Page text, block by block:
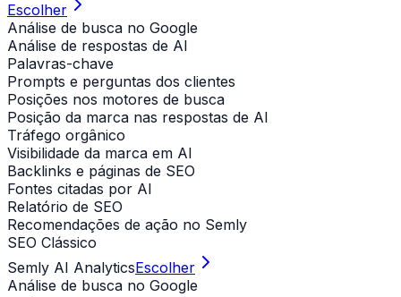
Escolher
Análise de busca no Google
Análise de respostas de AI
Palavras-chave
Prompts e perguntas dos clientes
Posições nos motores de busca
Posição da marca nas respostas de AI
Tráfego orgânico
Visibilidade da marca em AI
Backlinks e páginas de SEO
Fontes citadas por AI
Relatório de SEO
Recomendações de ação no Semly
SEO Clássico
Semly AI AnalyticsEscolher
Análise de busca no Google